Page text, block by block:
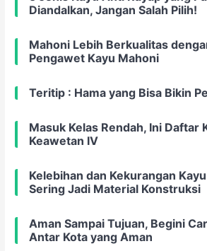
Diandalkan, Jangan Salah Pilih!
Mahoni Lebih Berkualitas
Pengawet Kayu Mahoni
Teritip : Hama yang Bisa Bikin
Masuk Kelas Rendah, Ini Daftar
Keawetan IV
Kelebihan dan Kekurangan
Sering Jadi Material Konstruksi
Aman Sampai Tujuan, Begini
Antar Kota yang Aman